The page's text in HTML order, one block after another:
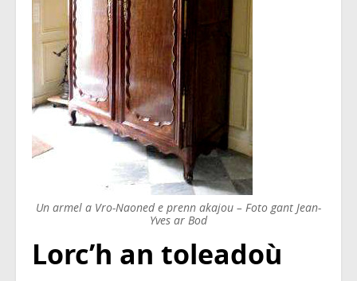
Un armel a Vro-Naoned e prenn akajou – Foto gant Jean-
Yves ar Bod
Lorc’h an toleadoù